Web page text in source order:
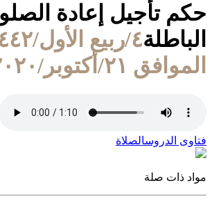
حكم تأجيل إعادة
الباطلة
٤/ربيع
الموافق ٢١/أكتوبر/٢٠٢٠
فتاوى الدروسالصلاة
مواد ذات صلة